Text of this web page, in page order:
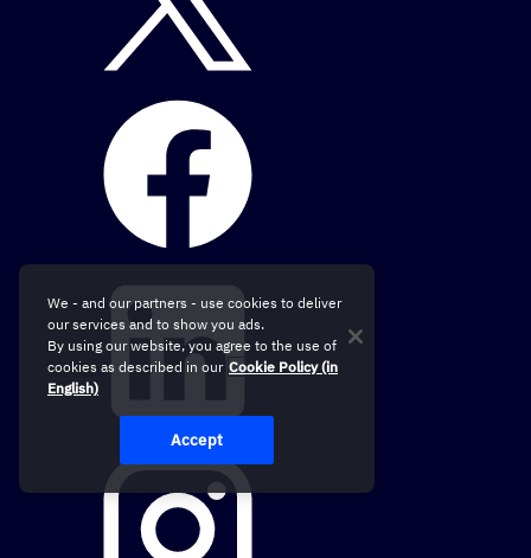
We - and our partners - use cookies to deliver
our services and to show you ads.
By using our website, you agree to the use of
cookies as described in our Cookie Policy (in
English)
Accept